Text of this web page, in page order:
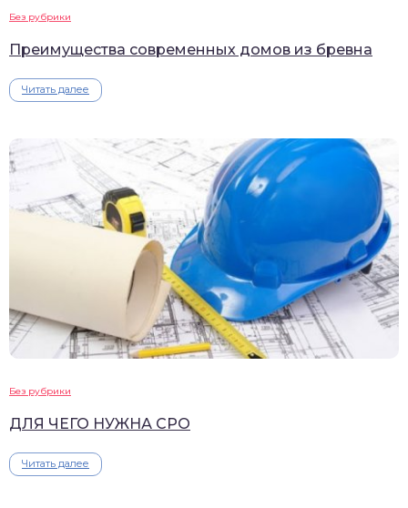
Без рубрики
Преимущества современных домов из бревна
Читать далее
Без рубрики
ДЛЯ ЧЕГО НУЖНА СРО
Читать далее